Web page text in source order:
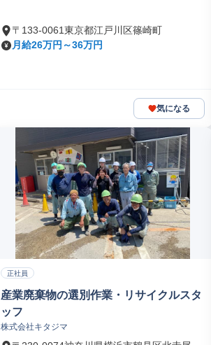
〒133-0061東京都江戸川区篠崎町
月給26万円～36万円
気になる
正社員
産業廃棄物の選別作業・リサイクルスタ
ッフ
株式会社キタジマ